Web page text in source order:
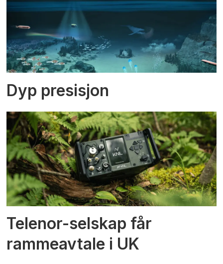
Dyp presisjon
Telenor-selskap får
rammeavtale i UK